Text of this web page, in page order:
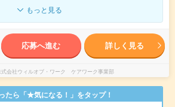
もっと見る
応募へ進む 詳しく見る
式会社ウィルオブ・ワーク ケアワーク事業部
たら「★気になる！」をタップ！